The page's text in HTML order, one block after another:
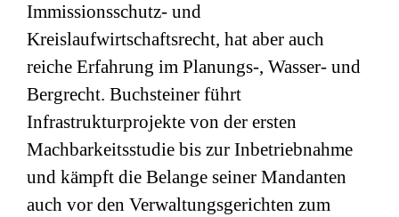
Immissionsschutz- und
Kreislaufwirtschaftsrecht, hat aber auch
reiche Erfahrung im Planungs-, Wasser- und
Bergrecht. Buchsteiner führt
Infrastrukturprojekte von der ersten
Machbarkeitsstudie bis zur Inbetriebnahme
und kämpft die Belange seiner Mandanten
auch vor den Verwaltungsgerichten zum